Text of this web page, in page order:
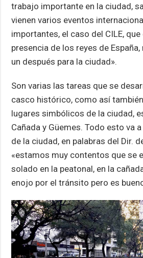
trabajo importante en la ciudad,
vienen varios eventos
importantes, el caso del CILE,
presencia de los reyes de
un después para la ciudad».
Son varias las tareas que se
casco histórico, como así
lugares simbólicos de la ciudad,
Cañada y Güemes. Todo esto va
de la ciudad, en palabras del Dir.
«estamos muy contentos que se
solado en la peatonal, en la
enojo por el tránsito pero es